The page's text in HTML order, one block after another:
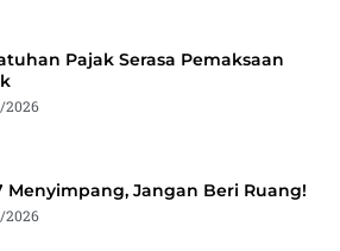
Pajak Serasa Pemaksaan
2026
Menyimpang, Jangan Beri Ruang!
2026